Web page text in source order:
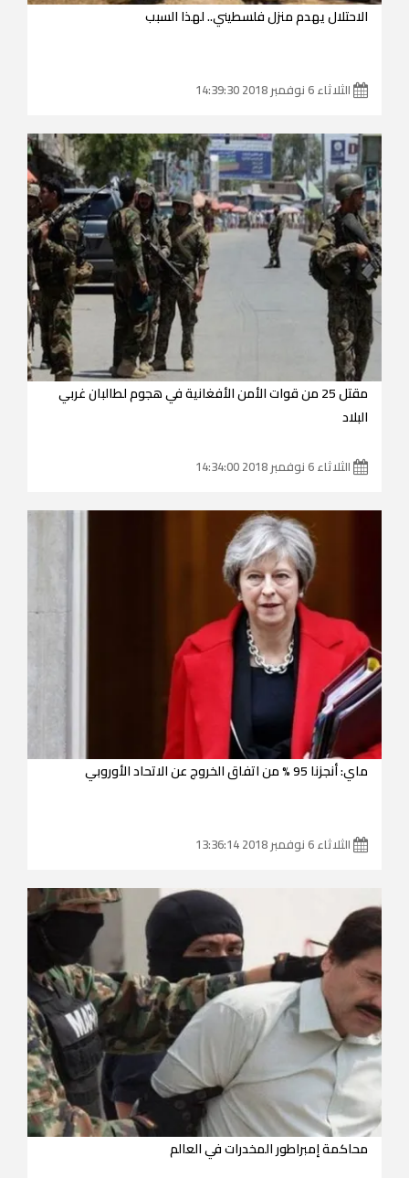
الاحتلال يهدم منزل فلسطيني.. لهذا السبب
الثلاثاء 6 نوفمبر 2018 14:39:30
مقتل 25 من قوات الأمن الأفغانية في هجوم لطالبان غربي
البلاد
الثلاثاء 6 نوفمبر 2018 14:34:00
ماي: أنجزنا 95 % من اتفاق الخروج عن الاتحاد الأوروبي
الثلاثاء 6 نوفمبر 2018 13:36:14
محاكمة إمبراطور المخدرات في العالم